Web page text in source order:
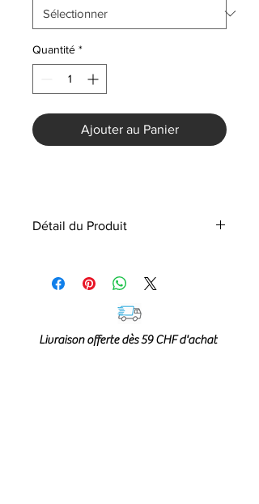
Quantité *
Ajouter au Panier
Détail du Produit
Livraison offerte dès 59 CHF d'achat